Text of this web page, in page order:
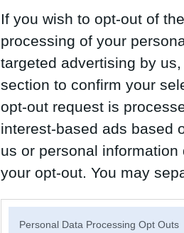
If you wish to opt-out of
processing of your
targeted advertising by
section to confirm your
opt-out request is
interest-based ads based
us or personal
your opt-out. You may
Personal Data Processing Opt Outs